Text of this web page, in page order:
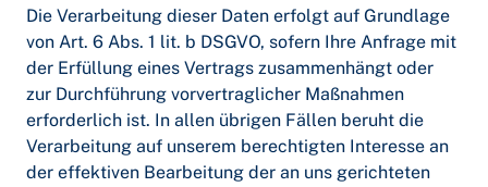
Die Verarbeitung dieser Daten erfolgt auf Grundlage
von Art. 6 Abs. 1 lit. b DSGVO, sofern Ihre Anfrage mit
der Erfüllung eines Vertrags zusammenhängt oder
zur Durchführung vorvertraglicher Maßnahmen
erforderlich ist. In allen übrigen Fällen beruht die
Verarbeitung auf unserem berechtigten Interesse an
der effektiven Bearbeitung der an uns gerichteten